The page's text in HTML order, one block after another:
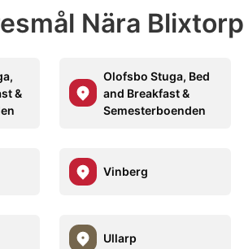
Nära Blixtorp
&
Olofsbo Stuga, Bed
and Breakfast &
Semesterboenden
Vinberg
Ullarp